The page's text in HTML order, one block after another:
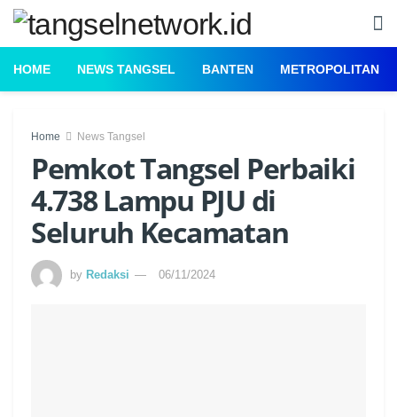
HOME NEWS TANGSEL BANTEN METROPOLITAN
Home News Tangsel
Pemkot Tangsel Perbaiki
4.738 Lampu PJU di
Seluruh Kecamatan
by Redaksi 06/11/2024